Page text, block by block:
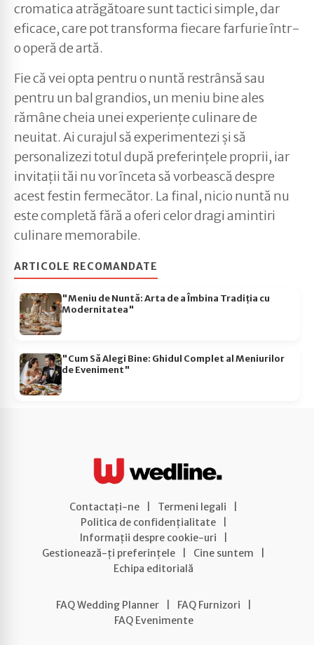
cromatica atrăgătoare sunt tactici simple, dar
eficace, care pot transforma fiecare farfurie într-
o operă de artă.
Fie că vei opta pentru o nuntă restrânsă sau
pentru un bal grandios, un meniu bine ales
rămâne cheia unei experiențe culinare de
neuitat. Ai curajul să experimentezi și să
personalizezi totul după preferințele proprii, iar
invitații tăi nu vor înceta să vorbească despre
acest festin fermecător. La final, nicio nuntă nu
este completă fără a oferi celor dragi amintiri
culinare memorabile.
ARTICOLE RECOMANDATE
"Meniu de Nuntă: Arta de a Îmbina Tradiția cu
Modernitatea"
"Cum Să Alegi Bine: Ghidul Complet al Meniurilor
de Eveniment"
Contactați-ne Termeni legali
Politica de confidențialitate
Informații despre cookie-uri
Gestionează-ți preferințele
Cine suntem
Echipa editorială
FAQ Wedding Planner FAQ Furnizori
FAQ Evenimente